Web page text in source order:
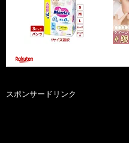
スポンサードリンク